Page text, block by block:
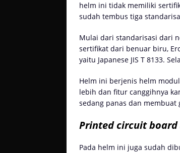
helm ini tidak memiliki
sudah tembus tiga
Mulai dari standarisasi dari
sertifikat dari benuar biru,
yaitu Japanese JIS T 8133.
Helm ini berjenis helm
lebih dan fitur canggihnya
sedang panas dan membuat
Printed circuit board
Pada helm ini juga sudah